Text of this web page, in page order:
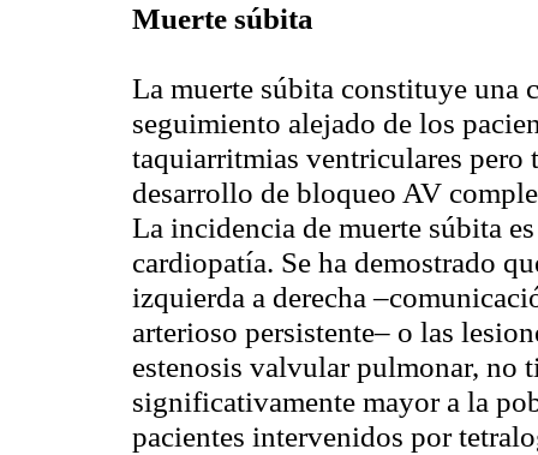
Muerte súbita
La muerte súbita constituye una
seguimiento alejado de los
taquiarritmias ventriculares pero
desarrollo de bloqueo AV
La incidencia de muerte súbita
cardiopatía. Se ha demostrado
izquierda a derecha
arterioso persistente– o las
estenosis valvular pulmonar, no
significativamente mayor a la
pacientes intervenidos por